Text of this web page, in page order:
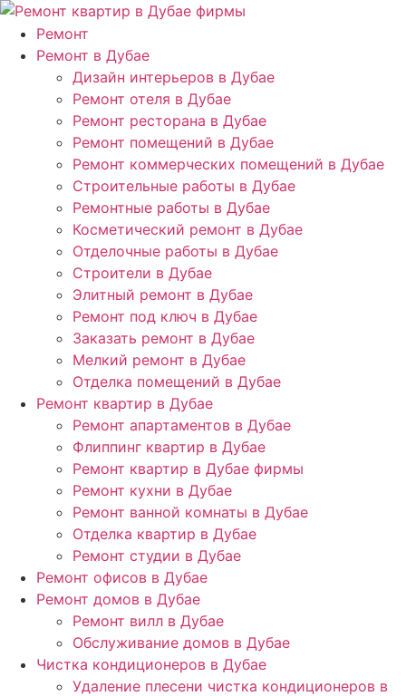
Ремонт
Ремонт в Дубае
Дизайн интерьеров в Дубае
Ремонт отеля в Дубае
Ремонт ресторана в Дубае
Ремонт помещений в Дубае
Ремонт коммерческих помещений в Дубае
Строительные работы в Дубае
Ремонтные работы в Дубае
Косметический ремонт в Дубае
Отделочные работы в Дубае
Строители в Дубае
Элитный ремонт в Дубае
Ремонт под ключ в Дубае
Заказать ремонт в Дубае
Мелкий ремонт в Дубае
Отделка помещений в Дубае
Ремонт квартир в Дубае
Ремонт апартаментов в Дубае
Флиппинг квартир в Дубае
Ремонт квартир в Дубае фирмы
Ремонт кухни в Дубае
Ремонт ванной комнаты в Дубае
Отделка квартир в Дубае
Ремонт студии в Дубае
Ремонт офисов в Дубае
Ремонт домов в Дубае
Ремонт вилл в Дубае
Обслуживание домов в Дубае
Чистка кондиционеров в Дубае
Удаление плесени чистка кондиционеров в